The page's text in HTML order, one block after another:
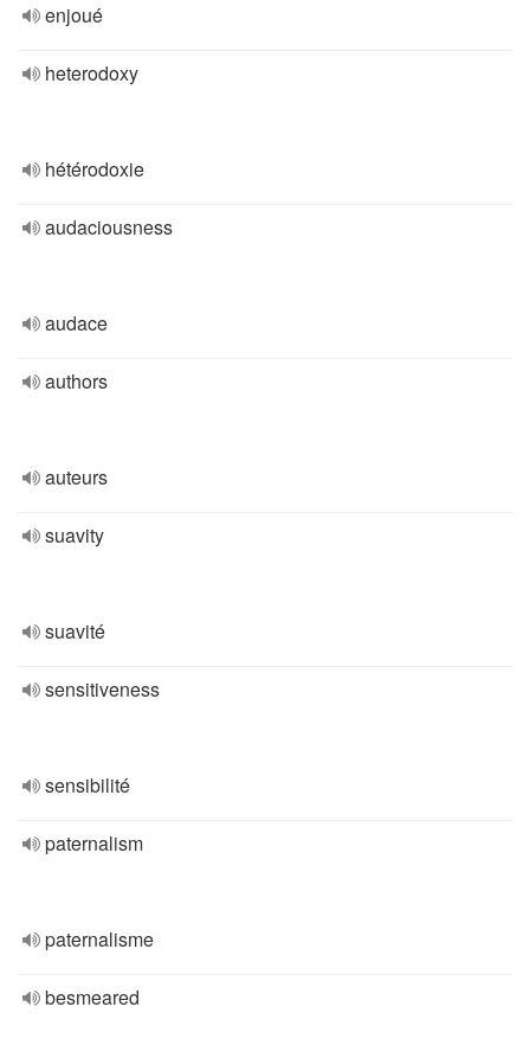
enjoué
heterodoxy
hétérodoxie
audaciousness
audace
authors
auteurs
suavity
suavité
sensitiveness
sensibilité
paternalism
paternalisme
besmeared